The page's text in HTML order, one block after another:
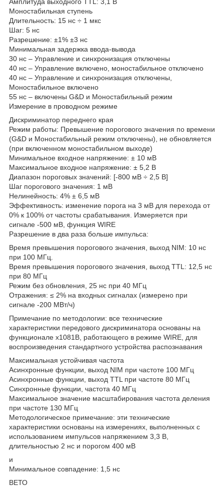
Моностабильная ступень
Длительность: 15 нс ÷ 1 мкс
Шаг: 5 нс
Разрешение: ±1% ±3 нс
Минимальная задержка ввода-вывода
30 нс – Управление и синхронизация отключены
40 нс – Управление включено, моностабильное отключено
40 нс – Управление и синхронизация отключены,
Моностабильное включено
55 нс – включены G&D и Моностабильный режим
Измерение в проводном режиме
Дискриминатор переднего края
Режим работы: Превышение порогового значения по времени
(G&D и Моностабильный режим отключены), не обновляется
(при включенном моностабильном выходе)
Минимальное входное напряжение: ± 10 мВ
Максимальное входное напряжение: ± 5,2 В
Диапазон пороговых значений: [-800 мВ ÷ 2,5 В]
Шаг порогового значения: 1 мВ
Нелинейность: 4% ± 6,5 мВ
Эффективность: изменение порога на 3 мВ для перехода от
0% к 100% от частоты срабатывания. Измеряется при
сигнале -500 мВ, функция WIRE
Разрешение в два раза больше импульса:
Время превышения порогового значения, выход NIM: 10 нс
при 100 МГц.
Время превышения порогового значения, выход TTL: 12,5 нс
при 80 МГц
Режим без обновления, 25 нс при 40 МГц
Отражения: ≤ 2% на входных сигналах (измерено при
сигнале -200 МВт/ч)
Примечание по методологии: все технические
характеристики передового дискриминатора основаны на
функционале x1081B, работающего в режиме WIRE, для
воспроизведения стандартного устройства распознавания
Максимальная устойчивая частота
Асинхронные функции, выход NIM при частоте 100 МГц
Асинхронные функции, выход TTL при частоте 80 МГц
Синхронные функции, частота 40 МГц
Максимальное значение масштабирования частота деления
при частоте 130 МГц
Методологическое примечание: эти технические
характеристики основаны на измерениях, выполненных с
использованием импульсов напряжением 3,3 В,
длительностью 2 нс и порогом 400 мВ
и
Минимальное совпадение: 1,5 нс
ВЕТО